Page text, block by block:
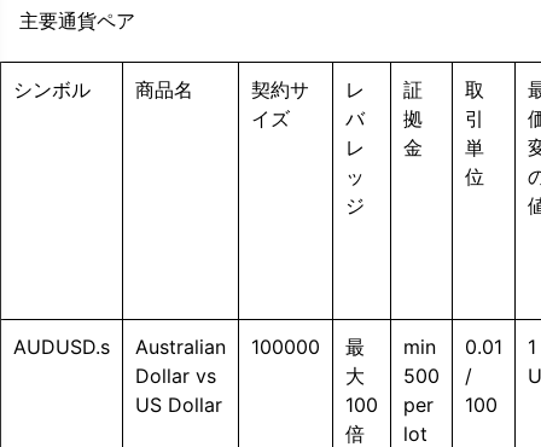
主要通貨ペア
シンボル 商品名
契約サ
イズ
レ
バ
レ
ッ
ジ
証
拠
金
取
引
単
位
AUDUSD.s
Australian
Dollar vs
US Dollar
100000
最
大
100
倍
min
500
per
lot
0.01
/
100
1